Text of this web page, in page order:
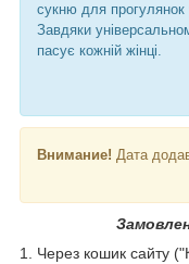
сукню для
Завдяки
пасує кожній жінці.
Внимание! Дата
1. Через кошик сайту